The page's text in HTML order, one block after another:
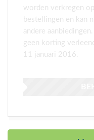
worden verkregen
bestellingen en kan
andere
geen korting
11 januari 2016.